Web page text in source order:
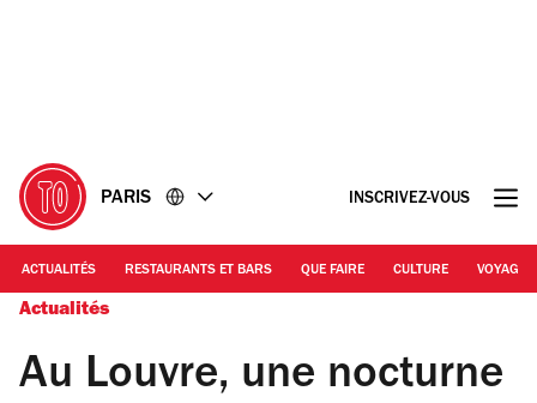
PARIS INSCRIVEZ-VOUS
ACTUALITÉS RESTAURANTS ET BARS QUE FAIRE CULTURE VOYAGE
Actualités
Au Louvre, une nocturne